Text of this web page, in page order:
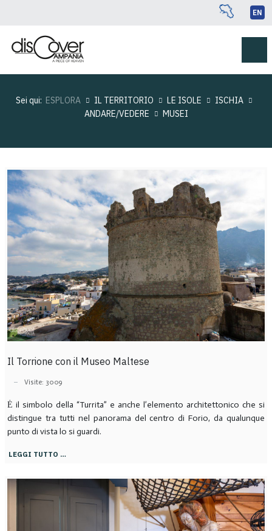
EN
Sei qui: ESPLORA IL TERRITORIO LE ISOLE
ISCHIA
ANDARE/VEDERE
MUSEI
Il Torrione con il Museo Maltese
Visite: 3009
Ė il simbolo della “Turrita” e anche l’elemento architettonico che si
distingue tra tutti nel panorama del centro di Forio, da qualunque
punto di vista lo si guardi.
LEGGI TUTTO …